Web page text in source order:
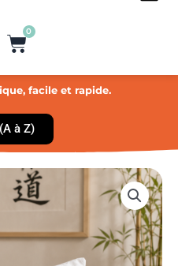
0
Panier
facile et rapide.
à Z)
quantité
de
Coussin
personnalisé